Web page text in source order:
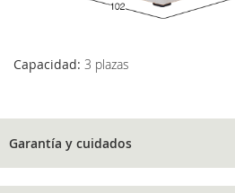
Capacidad: 3 plazas
Garantía y cuidados